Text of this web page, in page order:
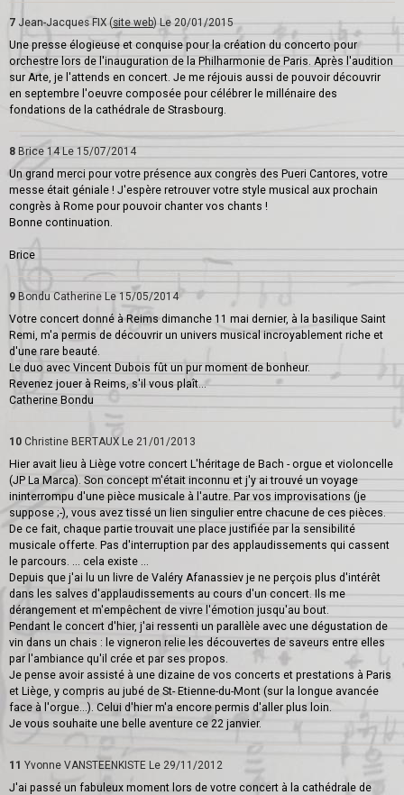
7 Jean-Jacques FIX (site web) Le 20/01/2015
Une presse élogieuse et conquise pour la création du concerto pour
orchestre lors de l'inauguration de la Philharmonie de Paris. Après l'audition
sur Arte, je l'attends en concert. Je me réjouis aussi de pouvoir découvrir
en septembre l'oeuvre composée pour célébrer le millénaire des
fondations de la cathédrale de Strasbourg.
8 Brice 14 Le 15/07/2014
Un grand merci pour votre présence aux congrès des Pueri Cantores, votre
messe était géniale ! J'espère retrouver votre style musical aux prochain
congrès à Rome pour pouvoir chanter vos chants !
Bonne continuation.
Brice
9 Bondu Catherine Le 15/05/2014
Votre concert donné à Reims dimanche 11 mai dernier, à la basilique Saint
Remi, m'a permis de découvrir un univers musical incroyablement riche et
d'une rare beauté.
Le duo avec Vincent Dubois fût un pur moment de bonheur.
Revenez jouer à Reims, s'il vous plaît...
Catherine Bondu
10 Christine BERTAUX Le 21/01/2013
Hier avait lieu à Liège votre concert L'héritage de Bach - orgue et violoncelle
(JP La Marca). Son concept m'était inconnu et j'y ai trouvé un voyage
ininterrompu d'une pièce musicale à l'autre. Par vos improvisations (je
suppose ;-), vous avez tissé un lien singulier entre chacune de ces pièces.
De ce fait, chaque partie trouvait une place justifiée par la sensibilité
musicale offerte. Pas d'interruption par des applaudissements qui cassent
le parcours. ... cela existe ...
Depuis que j'ai lu un livre de Valéry Afanassiev je ne perçois plus d'intérêt
dans les salves d'applaudissements au cours d'un concert. Ils me
dérangement et m'empêchent de vivre l'émotion jusqu'au bout.
Pendant le concert d'hier, j'ai ressenti un parallèle avec une dégustation de
vin dans un chais : le vigneron relie les découvertes de saveurs entre elles
par l'ambiance qu'il crée et par ses propos.
Je pense avoir assisté à une dizaine de vos concerts et prestations à Paris
et Liège, y compris au jubé de St- Etienne-du-Mont (sur la longue avancée
face à l'orgue...). Celui d'hier m'a encore permis d'aller plus loin.
Je vous souhaite une belle aventure ce 22 janvier.
11 Yvonne VANSTEENKISTE Le 29/11/2012
J'ai passé un fabuleux moment lors de votre concert à la cathédrale de